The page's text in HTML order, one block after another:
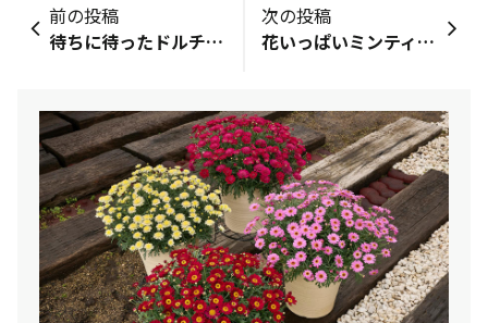
前の投稿
待ちに待ったドルチェベリー🍓の第一号果を収穫しました🤭２年株のらくなりイチゴ🍓は今シーズンでお疲れ様🙏になるので、来年はドルチェベリー🍓に代替わりしちゃいそうです🤭甘かったよ💯😁
次の投稿
花いっぱいミンティアさん紫色本当に綺麗。手前に写ってるのは今年の苗だけど、緑色が濃くてビビってる。栄養あげすぎたかな。そして手に入らないと嘆いていたリトルチュチュさんもふたつ✨️子どもの頃から大好きな日々草と一緒にしました。(もうひとつは某メカルドニアゴール〇ダスト)小さいお花が好きです。オオイヌノフグリとかシロツメクサとかレンゲとか大好きです。メネデール混ぜたお水をしっかりあげました！鉢がこれで10個。……もう増やせない。ベランダだもの。ところで、ここってサントリーフラワーズの、お花のことしか書いちゃダメなのかな？？？？初心者🔰は色んなこと知りたいぞ。